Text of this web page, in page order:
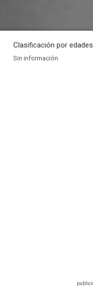
Clasificación por edades
Sin información